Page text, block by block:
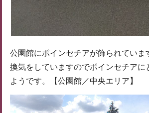
公園館にポインセチアが飾られていま
換気をしていますのでポインセチアに
ようです。【公園館／中央エリア】